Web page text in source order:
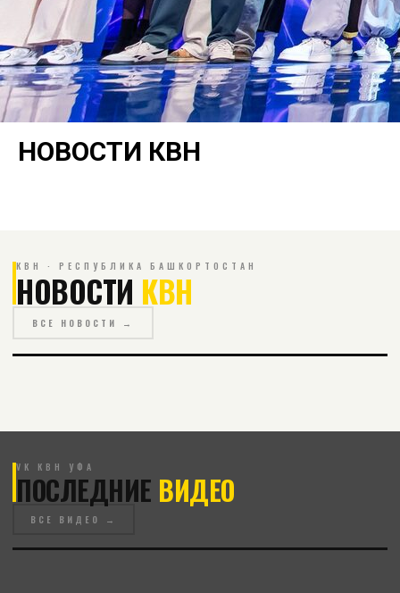
НОВОСТИ КВН
КВН · РЕСПУБЛИКА БАШКОРТОСТАН
НОВОСТИ КВН
ВСЕ НОВОСТИ →
VK КВН УФА
ПОСЛЕДНИЕ ВИДЕО
ВСЕ ВИДЕО →